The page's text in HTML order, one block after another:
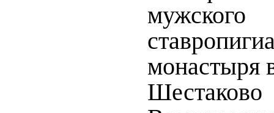
мужского
монастыря
Шестаково